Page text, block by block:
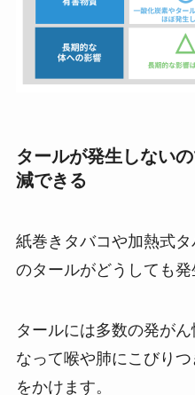
タールが発生しない
減できる
紙巻きタバコや加熱式
のタールがどうしても発
タールには多数の発が
なって喉や肺にこびり
をかけます​。